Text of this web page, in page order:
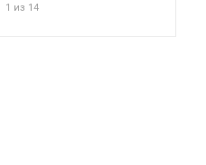
1 из 14